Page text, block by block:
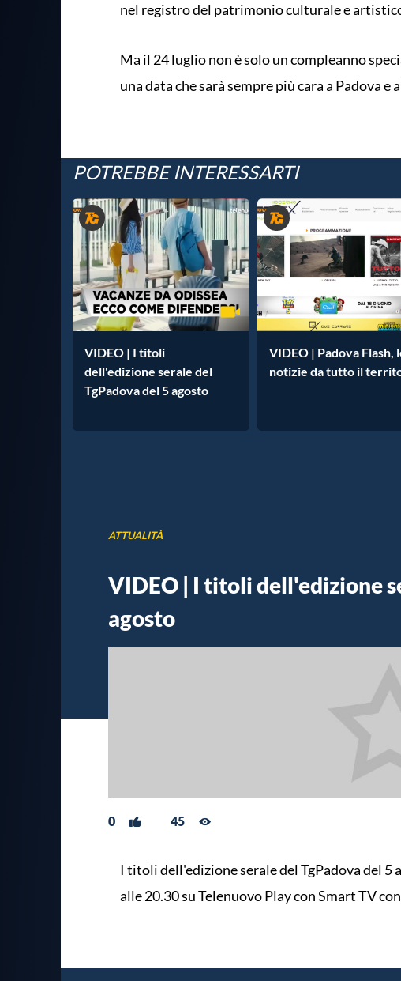
nel registro del patrimonio culturale e
Ma il 24 luglio non è solo un compleanno
una data che sarà sempre più cara a Padova e
POTREBBE INTERESSARTI
VIDEO | I titoli
dell'edizione serale del
TgPadova del 5 agosto
VIDEO | Padova Flash,
notizie da tutto il
ATTUALITÀ
VIDEO | I titoli dell'edizione
agosto
0 45
I titoli dell'edizione serale del TgPadova del 5
alle 20.30 su Telenuovo Play con Smart TV